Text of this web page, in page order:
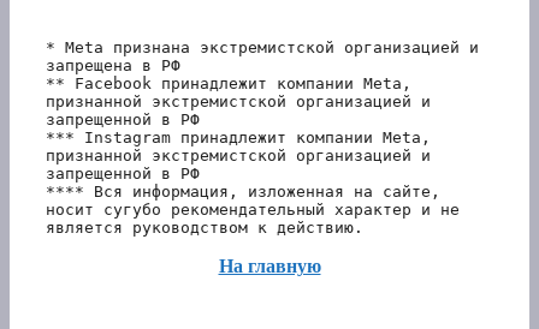
* Meta признана экстремистской организацией и
запрещена в РФ
** Facebook принадлежит компании Meta,
признанной экстремистской организацией и
запрещенной в РФ
*** Instagram принадлежит компании Meta,
признанной экстремистской организацией и
запрещенной в РФ
**** Вся информация, изложенная на сайте,
носит сугубо рекомендательный характер и не
является руководством к действию.
На главную